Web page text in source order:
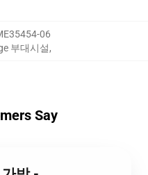
06
부대시설,
Say